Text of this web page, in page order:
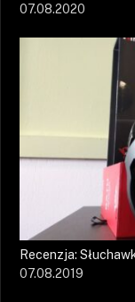
07.08.2020
Recenzja:
07.08.2019